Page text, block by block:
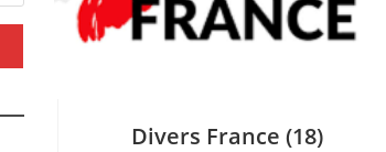
Divers France(18)